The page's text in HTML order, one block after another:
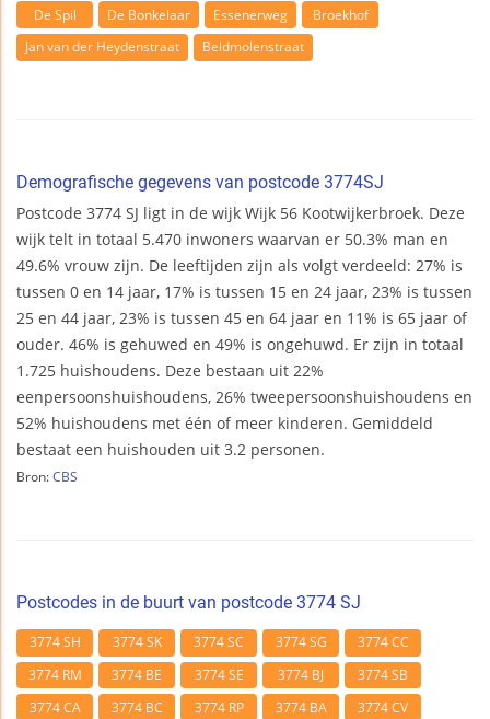
De Spil
De Bonkelaar Essenerweg
Broekhof
Jan van der Heydenstraat
Beldmolenstraat
Demografische gegevens van postcode 3774SJ
Postcode 3774 SJ ligt in de wijk Wijk 56 Kootwijkerbroek. Deze
wijk telt in totaal 5.470 inwoners waarvan er 50.3% man en
49.6% vrouw zijn. De leeftijden zijn als volgt verdeeld: 27% is
tussen 0 en 14 jaar, 17% is tussen 15 en 24 jaar, 23% is tussen
25 en 44 jaar, 23% is tussen 45 en 64 jaar en 11% is 65 jaar of
ouder. 46% is gehuwed en 49% is ongehuwd. Er zijn in totaal
1.725 huishoudens. Deze bestaan uit 22%
eenpersoonshuishoudens, 26% tweepersoonshuishoudens en
52% huishoudens met één of meer kinderen. Gemiddeld
bestaat een huishouden uit 3.2 personen.
Bron: CBS
Postcodes in de buurt van postcode 3774 SJ
3774 SH 3774 SK 3774 SC 3774 SG
3774 CC
3774 RM
3774 BE 3774 SE 3774 BJ
3774 SB
3774 CA
3774 BC 3774 RP 3774 BA
3774 CV